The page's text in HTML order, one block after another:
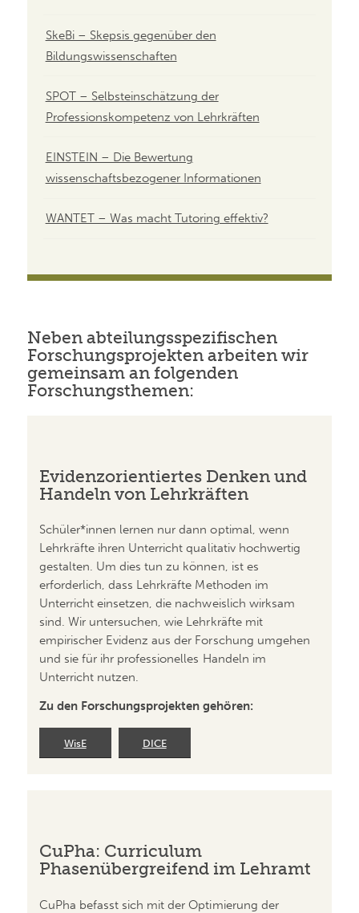
SkeBi – Skepsis gegenüber den
Bildungswissenschaften
SPOT – Selbsteinschätzung der
Professionskompetenz von Lehrkräften
EINSTEIN – Die Bewertung
wissenschaftsbezogener Informationen
WANTET – Was macht Tutoring effektiv?
Neben abteilungsspezifischen
Forschungsprojekten arbeiten wir
gemeinsam an folgenden
Forschungsthemen:
Evidenzorientiertes Denken und
Handeln von Lehrkräften
Schüler*innen lernen nur dann optimal, wenn
Lehrkräfte ihren Unterricht qualitativ hochwertig
gestalten. Um dies tun zu können, ist es
erforderlich, dass Lehrkräfte Methoden im
Unterricht einsetzen, die nachweislich wirksam
sind. Wir untersuchen, wie Lehrkräfte mit
empirischer Evidenz aus der Forschung umgehen
und sie für ihr professionelles Handeln im
Unterricht nutzen.
Zu den Forschungsprojekten gehören:
WisE DICE
CuPha: Curriculum
Phasenübergreifend im Lehramt
CuPha befasst sich mit der Optimierung der